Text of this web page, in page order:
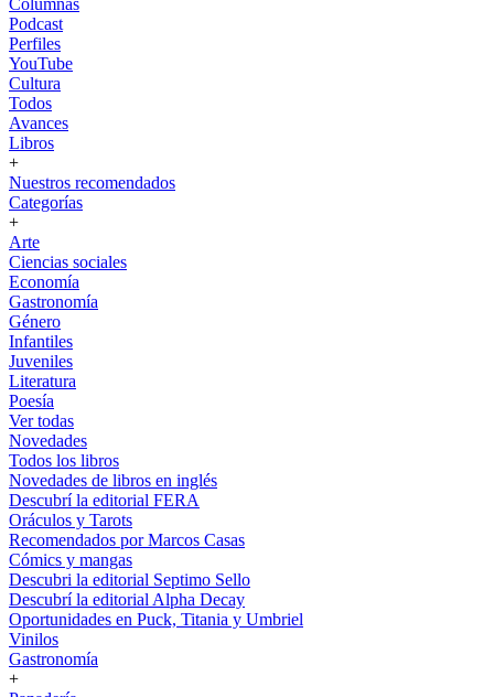
Columnas
Podcast
Perfiles
YouTube
Cultura
Todos
Avances
Libros
+
Nuestros recomendados
Categorías
+
Arte
Ciencias sociales
Economía
Gastronomía
Género
Infantiles
Juveniles
Literatura
Poesía
Ver todas
Novedades
Todos los libros
Novedades de libros en inglés
Descubrí la editorial FERA
Oráculos y Tarots
Recomendados por Marcos Casas
Cómics y mangas
Descubri la editorial Septimo Sello
Descubrí la editorial Alpha Decay
Oportunidades en Puck, Titania y Umbriel
Vinilos
Gastronomía
+